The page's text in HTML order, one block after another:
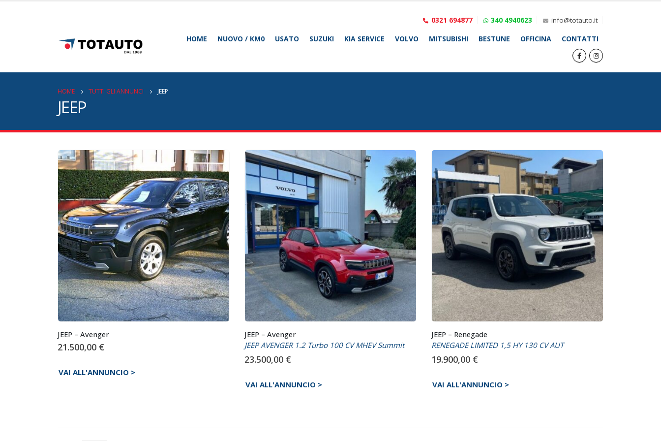
0321 694877 340 4940623 info@totauto.it
HOME NUOVO / KM0 USATO SUZUKI KIA SERVICE VOLVO MITSUBISHI BESTUNE OFFICINA CONTATTI
HOME TUTTI GLI ANNUNCI JEEP
JEEP
JEEP – Avenger
21.500,00 €
VAI ALL'ANNUNCIO >
JEEP – Avenger
JEEP AVENGER 1.2 Turbo 100 CV MHEV Summit
23.500,00 €
VAI ALL'ANNUNCIO >
JEEP – Renegade
RENEGADE LIMITED 1,5 HY 130 CV AUT
19.900,00 €
VAI ALL'ANNUNCIO >